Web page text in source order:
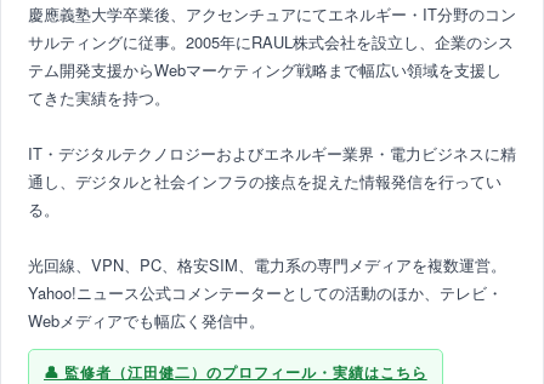
慶應義塾大学卒業後、アクセンチュアにてエネルギー・IT分野のコン
サルティングに従事。2005年にRAUL株式会社を設立し、企業のシス
テム開発支援からWebマーケティング戦略まで幅広い領域を支援し
てきた実績を持つ。
IT・デジタルテクノロジーおよびエネルギー業界・電力ビジネスに精
通し、デジタルと社会インフラの接点を捉えた情報発信を行ってい
る。
光回線、VPN、PC、格安SIM、電力系の専門メディアを複数運営。
Yahoo!ニュース公式コメンテーターとしての活動のほか、テレビ・
Webメディアでも幅広く発信中。
監修者（江田健二）のプロフィール・実績はこちら